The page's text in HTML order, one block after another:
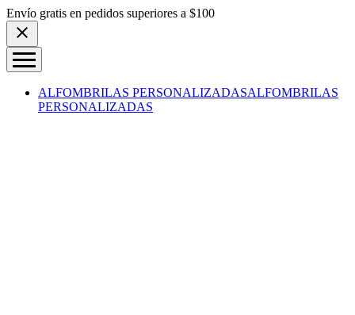
Skip to content
Envío gratis en pedidos superiores a $100
ALFOMBRILAS PERSONALIZADASALFOMBRILAS
PERSONALIZADAS